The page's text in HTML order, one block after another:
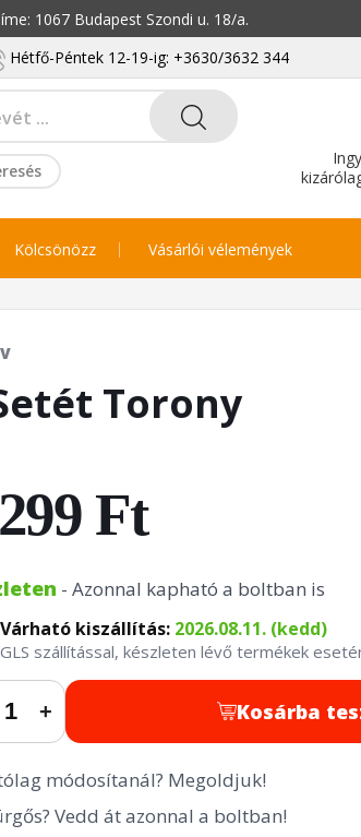
1067 Budapest Szondi u. 18/a.
Hétfő-Péntek 12-19-ig: +3630/3632 344
Kölcsönözz Vásárlói vélemények
Torony
Ft
- Azonnal kapható a boltban is
Várható kiszállítás: 2026.08.11. (kedd)
GLS szállítással, készleten lévő termékek
+ Kosárba
módosítanál? Megoldjuk!
Vedd át azonnal a boltban!